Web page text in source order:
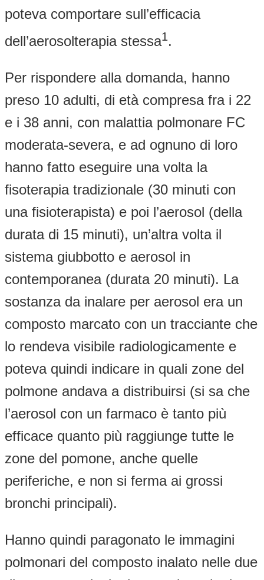
poteva comportare sull’efficacia
dell’aerosolterapia stessa1.
Per rispondere alla domanda, hanno
preso 10 adulti, di età compresa fra i 22
e i 38 anni, con malattia polmonare FC
moderata-severa, e ad ognuno di loro
hanno fatto eseguire una volta la
fisoterapia tradizionale (30 minuti con
una fisioterapista) e poi l’aerosol (della
durata di 15 minuti), un’altra volta il
sistema giubbotto e aerosol in
contemporanea (durata 20 minuti). La
sostanza da inalare per aerosol era un
composto marcato con un tracciante che
lo rendeva visibile radiologicamente e
poteva quindi indicare in quali zone del
polmone andava a distribuirsi (si sa che
l’aerosol con un farmaco è tanto più
efficace quanto più raggiunge tutte le
zone del pomone, anche quelle
periferiche, e non si ferma ai grossi
bronchi principali).
Hanno quindi paragonato le immagini
polmonari del composto inalato nelle due